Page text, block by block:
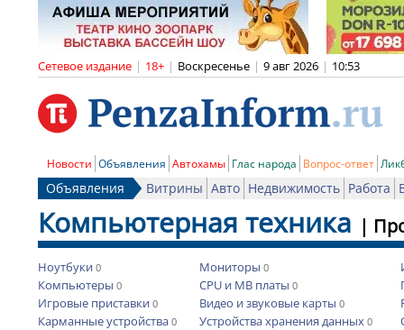
Сетевое издание | 18+ | Воскресенье | 9 авг 2026 | 10:53
Новости Объявления Автохамы Глас народа Вопрос-ответ
Объявления Витрины Авто Недвижимость Работа
Компьютерная техника |
Ноутбуки 0
Компьютеры 0
Игровые приставки 0
Карманные устройства 0
Мониторы 0
CPU и MB платы 0
Видео и звуковые карты 0
Устройства хранения данных 0